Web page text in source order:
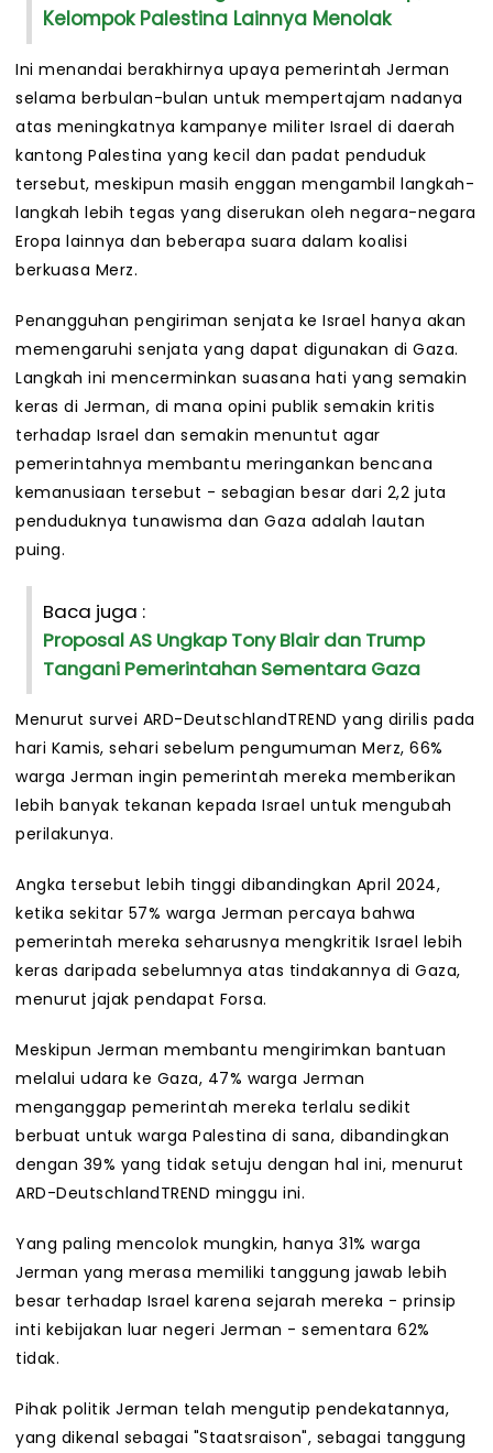
Kelompok Palestina Lainnya Menolak
Ini menandai berakhirnya upaya pemerintah Jerman
selama berbulan-bulan untuk mempertajam nadanya
atas meningkatnya kampanye militer Israel di daerah
kantong Palestina yang kecil dan padat penduduk
tersebut, meskipun masih enggan mengambil langkah-
langkah lebih tegas yang diserukan oleh negara-negara
Eropa lainnya dan beberapa suara dalam koalisi
berkuasa Merz.
Penangguhan pengiriman senjata ke Israel hanya akan
memengaruhi senjata yang dapat digunakan di Gaza.
Langkah ini mencerminkan suasana hati yang semakin
keras di Jerman, di mana opini publik semakin kritis
terhadap Israel dan semakin menuntut agar
pemerintahnya membantu meringankan bencana
kemanusiaan tersebut - sebagian besar dari 2,2 juta
penduduknya tunawisma dan Gaza adalah lautan
puing.
Baca juga :
Proposal AS Ungkap Tony Blair dan Trump
Tangani Pemerintahan Sementara Gaza
Menurut survei ARD-DeutschlandTREND yang dirilis pada
hari Kamis, sehari sebelum pengumuman Merz, 66%
warga Jerman ingin pemerintah mereka memberikan
lebih banyak tekanan kepada Israel untuk mengubah
perilakunya.
Angka tersebut lebih tinggi dibandingkan April 2024,
ketika sekitar 57% warga Jerman percaya bahwa
pemerintah mereka seharusnya mengkritik Israel lebih
keras daripada sebelumnya atas tindakannya di Gaza,
menurut jajak pendapat Forsa.
Meskipun Jerman membantu mengirimkan bantuan
melalui udara ke Gaza, 47% warga Jerman
menganggap pemerintah mereka terlalu sedikit
berbuat untuk warga Palestina di sana, dibandingkan
dengan 39% yang tidak setuju dengan hal ini, menurut
ARD-DeutschlandTREND minggu ini.
Yang paling mencolok mungkin, hanya 31% warga
Jerman yang merasa memiliki tanggung jawab lebih
besar terhadap Israel karena sejarah mereka - prinsip
inti kebijakan luar negeri Jerman - sementara 62%
tidak.
Pihak politik Jerman telah mengutip pendekatannya,
yang dikenal sebagai "Staatsraison", sebagai tanggung